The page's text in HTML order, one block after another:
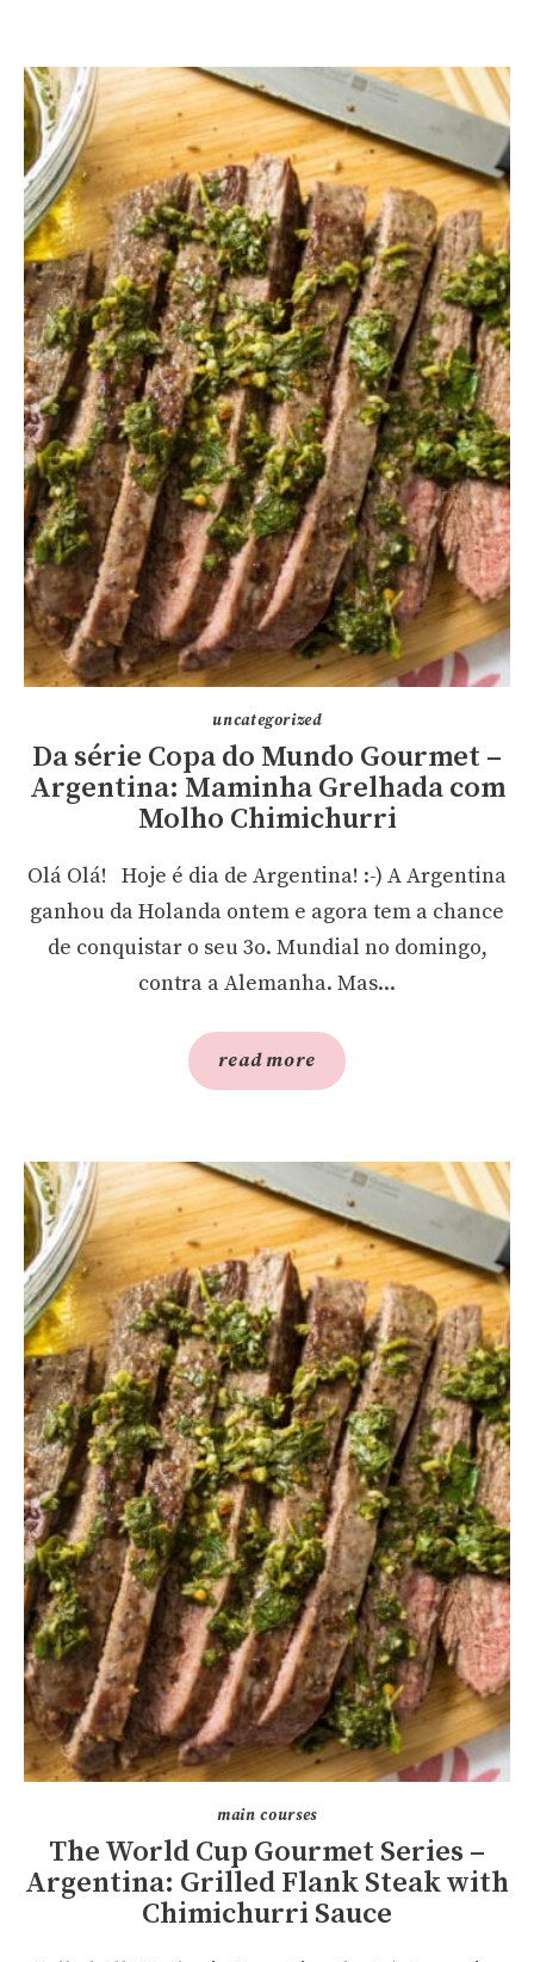
uncategorized
Da série Copa do Mundo Gourmet –
Argentina: Maminha Grelhada com
Molho Chimichurri
Olá Olá! Hoje é dia de Argentina! :-) A Argentina
ganhou da Holanda ontem e agora tem a chance
de conquistar o seu 3o. Mundial no domingo,
contra a Alemanha. Mas...
read more
main courses
The World Cup Gourmet Series –
Argentina: Grilled Flank Steak with
Chimichurri Sauce